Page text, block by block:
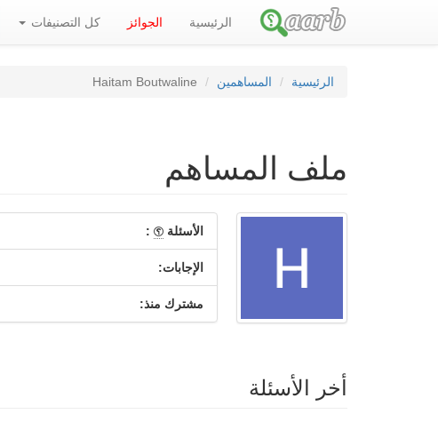
الرئيسية الجوائز كل التصنيفات
الرئيسية المساهمين Haitam Boutwaline
ملف المساهم
الأسئلة :
الإجابات:
مشترك منذ:
أخر الأسئلة